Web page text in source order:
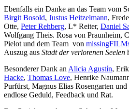
Ebenfalls ein Danke an das Team vom
Birgit Bosold, Justus Heitzelmann,
Otte, Peter Rehberg, L* Reiter, Daniel
Wolfgang Theis. Rosa von Praunheim,
Pielot und dem Team von
Auszug aus Stadt der verlorenen Seelen
Besonderer Dank an Alicia Agustín,
Hacke, Thomas Love, Henrike
Purfürst, Magnus Elias Rosengarten
endlose Geduld, Feedback und Rat.